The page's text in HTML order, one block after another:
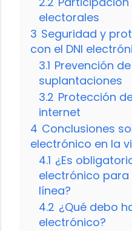
electorales
3 Seguridad y
con el DNI
3.1 Prevención
suplantaciones
3.2 Protección
internet
4 Conclusiones
electrónico en la
4.1 ¿Es
electrónico
línea?
4.2 ¿Qué debo
electrónico?